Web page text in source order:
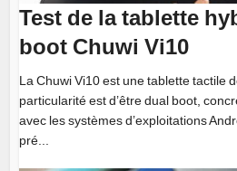
Test de la tablette
boot Chuwi Vi10
La Chuwi Vi10 est une tablette tactile
particularité est d’être dual boot,
avec les systèmes d’exploitations
pré...